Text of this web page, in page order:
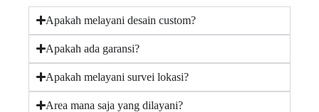
Apakah melayani desain custom?
Apakah ada garansi?
Apakah melayani survei lokasi?
Area mana saja yang dilayani?